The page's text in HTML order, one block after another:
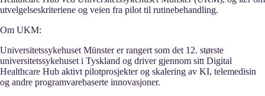
utvelgelseskriteriene og veien fra pilot til rutinebehandling.
Om UKM:
Universitetssykehuset Münster er rangert som det 12. største
universitetssykehuset i Tyskland og driver gjennom sitt Digital
Healthcare Hub aktivt pilotprosjekter og skalering av KI, telemedisin
og andre programvarebaserte innovasjoner.